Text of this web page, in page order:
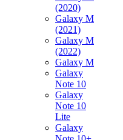
(2020)
Galaxy M
(2021)
Galaxy M
(2022)
Galaxy M
Galaxy
Note 10
Galaxy
Note 10
Lite
Galaxy